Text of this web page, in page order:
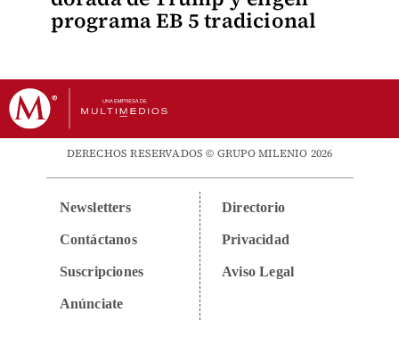
programa EB 5 tradicional
DERECHOS RESERVADOS © GRUPO MILENIO 2026
Newsletters
Contáctanos
Suscripciones
Anúnciate
Directorio
Privacidad
Aviso Legal